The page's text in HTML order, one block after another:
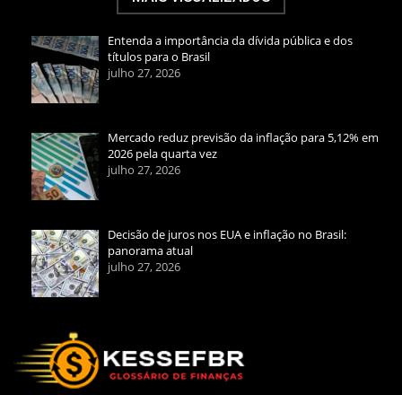
Entenda a importância da dívida pública e dos
títulos para o Brasil
julho 27, 2026
Mercado reduz previsão da inflação para 5,12% em
2026 pela quarta vez
julho 27, 2026
Decisão de juros nos EUA e inflação no Brasil:
panorama atual
julho 27, 2026